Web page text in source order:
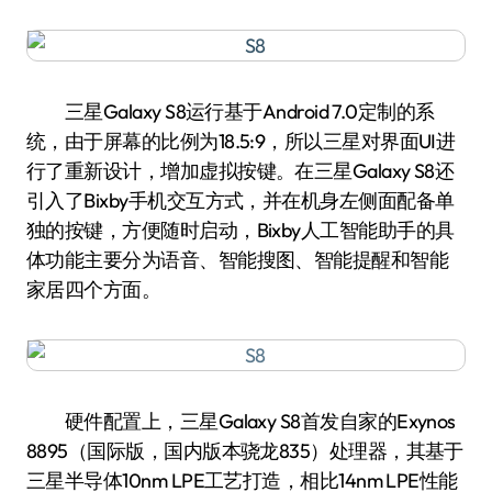
三星Galaxy S8运行基于Android 7.0定制的系
统，由于屏幕的比例为18.5:9，所以三星对界面UI进
行了重新设计，增加虚拟按键。在三星Galaxy S8还
引入了Bixby手机交互方式，并在机身左侧面配备单
独的按键，方便随时启动，Bixby人工智能助手的具
体功能主要分为语音、智能搜图、智能提醒和智能
家居四个方面。
硬件配置上，三星Galaxy S8首发自家的Exynos
8895（国际版，国内版本骁龙835）处理器，其基于
三星半导体10nm LPE工艺打造，相比14nm LPE性能